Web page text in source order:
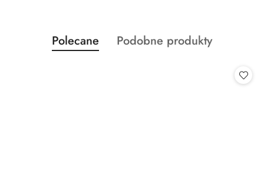
Pomiń karuzelę produktów
Produkty
o
Polecane
Produkty
Podobne produkty